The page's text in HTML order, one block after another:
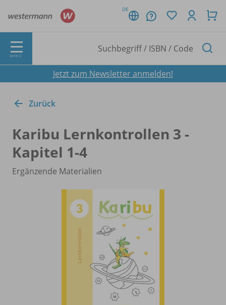
DE
MENÜ
Jetzt zum Newsletter anmelden!
Zurück
Karibu Lernkontrollen 3 -
Kapitel 1-4
Ergänzende Materialien